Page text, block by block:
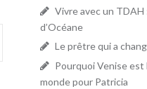
Vivre avec un
d’Océane
Le prêtre qui a
Pourquoi Venise est
monde pour Patricia